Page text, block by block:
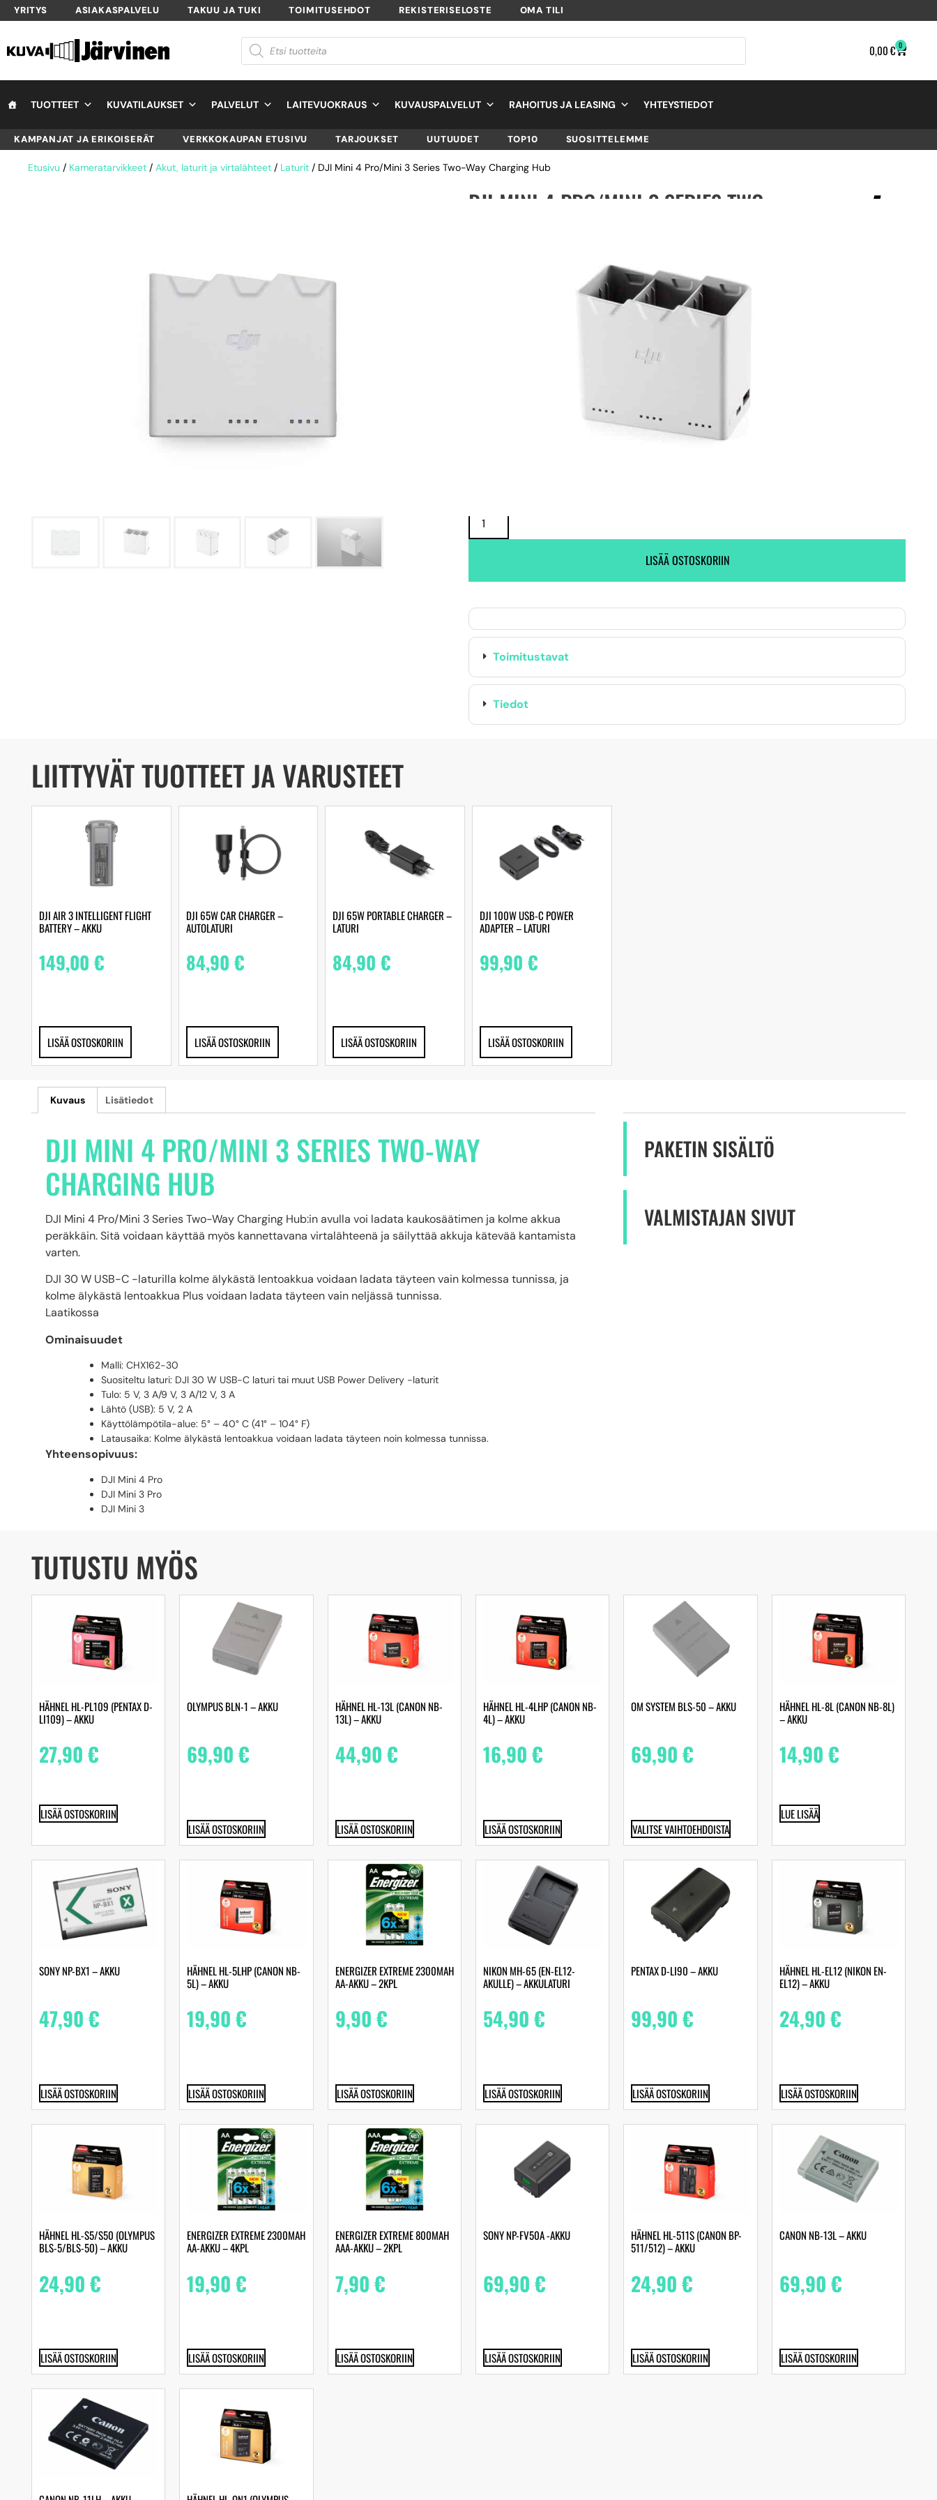
YRITYS ASIAKASPALVELU TAKUU JA TUKI TOIMITUSEHDOT REKISTERISELOSTE OMA TILI
0,00€ 0
TUOTTEET KUVATILAUKSET PALVELUT LAITEVUOKRAUS KUVAUSPALVELUT RAHOITUS JA LEASING YHTEYSTIEDOT
KAMPANJAT JA ERIKOISERÄT VERKKOKAUPAN ETUSIVU TARJOUKSET UUTUUDET TOP10 SUOSITTELEMME
Etusivu / Kameratarvikkeet / Akut, laturit ja virtalähteet / Laturit / DJI Mini 4 Pro/Mini 3 Series Two-Way Charging Hub
DJI MINI 4 PRO/MINI 3 SERIES TWO-
TUOTTEEN SAATAVUUS
Ei varastossa. (Toimitus 7-9 pv)
LISÄÄ OSTOSKORIIN
Toimitustavat
Tiedot
LIITTYVÄT TUOTTEET JA VARUSTEET
DJI AIR 3 INTELLIGENT FLIGHT
BATTERY – AKKU
149,00 €
LISÄÄ OSTOSKORIIN
DJI 65W CAR CHARGER –
AUTOLATURI
84,90 €
LISÄÄ OSTOSKORIIN
DJI 65W PORTABLE CHARGER –
LATURI
84,90€
LISÄÄ OSTOSKORIIN
DJI 100W USB-C POWER
ADAPTER – LATURI
99,90 €
LISÄÄ OSTOSKORIIN
Kuvaus Lisätiedot
DJI MINI 4 PRO/MINI 3 SERIES TWO-WAY
CHARGING HUB
DJI Mini 4 Pro/Mini 3 Series Two-Way Charging Hub:in avulla voi ladata kaukosäätimen ja kolme akkua
peräkkäin. Sitä voidaan käyttää myös kannettavana virtalähteenä ja säilyttää akkuja kätevää kantamista
varten.
DJI 30 W USB-C -laturilla kolme älykästä lentoakkua voidaan ladata täyteen vain kolmessa tunnissa, ja
kolme älykästä lentoakkua Plus voidaan ladata täyteen vain neljässä tunnissa.
Laatikossa
Ominaisuudet
Malli: CHX162-30
Suositeltu laturi: DJI 30 W USB-C laturi tai muut USB Power Delivery -laturit
Tulo: 5 V, 3 A/9 V, 3 A/12 V, 3 A
Lähtö (USB): 5 V, 2 A
Käyttölämpötila-alue: 5° – 40° C (41° – 104° F)
Latausaika: Kolme älykästä lentoakkua voidaan ladata täyteen noin kolmessa tunnissa.
Yhteensopivuus:
DJI Mini 4 Pro
DJI Mini 3 Pro
DJI Mini 3
PAKETIN SISÄLTÖ
VALMISTAJAN SIVUT
TUTUSTU MYÖS
HÄHNEL HL-PL109 (PENTAX D-
LI109) – AKKU
27,90€
LISÄÄ OSTOSKORIIN
OLYMPUS BLN-1 – AKKU
69,90€
LISÄÄ OSTOSKORIIN
HÄHNEL HL-13L (CANON NB-
13L) – AKKU
44,90€
LISÄÄ OSTOSKORIIN
HÄHNEL HL-4LHP (CANON NB-
4L) – AKKU
16,90€
LISÄÄ OSTOSKORIIN
OM SYSTEM BLS-50 – AKKU
69,90€
VALITSE VAIHTOEHDOISTA
HÄHNEL HL-8L (CANON NB-8L)
– AKKU
14,90€
LUE LISÄÄ
SONY NP-BX1 – AKKU
47,90€
LISÄÄ OSTOSKORIIN
HÄHNEL HL-5LHP (CANON NB-
5L) – AKKU
19,90€
LISÄÄ OSTOSKORIIN
ENERGIZER EXTREME 2300MAH
AA-AKKU – 2KPL
9,90€
LISÄÄ OSTOSKORIIN
NIKON MH-65 (EN-EL12-
AKULLE) – AKKULATURI
54,90€
LISÄÄ OSTOSKORIIN
PENTAX D-LI90 – AKKU
99,90€
LISÄÄ OSTOSKORIIN
HÄHNEL HL-EL12 (NIKON EN-
EL12) – AKKU
24,90€
LISÄÄ OSTOSKORIIN
HÄHNEL HL-S5/S50 (OLYMPUS
BLS-5/BLS-50) – AKKU
24,90€
LISÄÄ OSTOSKORIIN
ENERGIZER EXTREME 2300MAH
AA-AKKU – 4KPL
19,90€
LISÄÄ OSTOSKORIIN
ENERGIZER EXTREME 800MAH
AAA-AKKU – 2KPL
7,90€
LISÄÄ OSTOSKORIIN
SONY NP-FV50A -AKKU
69,90€
LISÄÄ OSTOSKORIIN
HÄHNEL HL-511S (CANON BP-
511/512) – AKKU
24,90€
LISÄÄ OSTOSKORIIN
CANON NB-13L – AKKU
69,90€
LISÄÄ OSTOSKORIIN